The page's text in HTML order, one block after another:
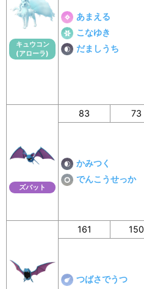
キュウコン
(アローラ)
あまえる
こなゆき
だましうち
ズバット
83 73
かみつく
でんこうせっか
161 150
つばさでうつ